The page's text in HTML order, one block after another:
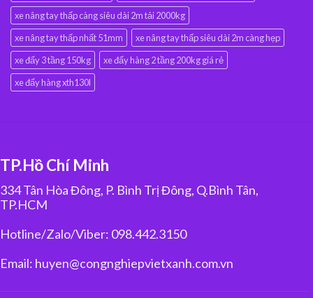
xe nâng tay thấp càng siêu dài 2m tải 2000kg
xe nâng tay thấp nhất 51mm
xe nâng tay thấp siêu dài 2m càng hẹp
xe đẩy 3 tầng 150kg
xe đẩy hàng 2 tầng 200kg giá rẻ
xe đẩy hàng xth130l
TP.Hồ Chí Minh
334 Tân Hòa Đông, P. Bình Trị Đông, Q.Bình Tân,
TP.HCM
Hotline/Zalo/Viber: 098.442.3150
Email: huyen@congnghiepvietxanh.com.vn